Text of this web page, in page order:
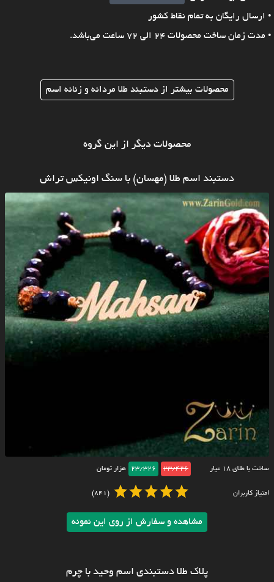
• ارسال رایگان به تمام نقاط کشور
• مدت زمان ساخت محصولات 24 الی 72 ساعت می‌باشد.
محصولات بیشتر از دستبند طلا مردانه و زنانه اسم
محصولات دیگر از این گروه
دستبند اسم طلا (مهسان) با سنگ اونیکس تراش
ساخت با طلای ۱۸ عیار 23/426
23/326 هزار تومان
امتیاز کاربران (841)
مشاهده و سفارش از روی این نمونه
پلاک طلا دستبندی اسم وحید با چرم